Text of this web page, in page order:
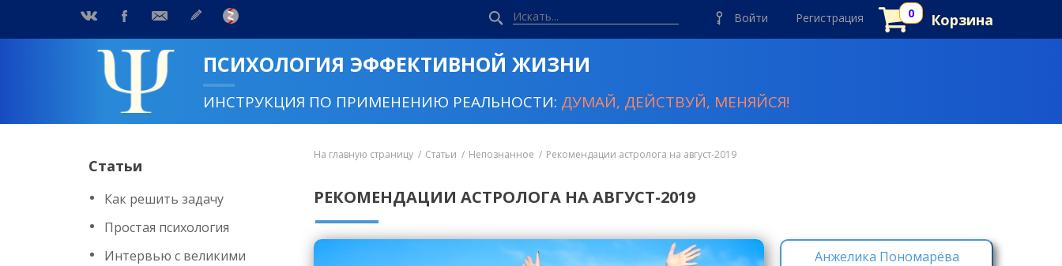
Войти Регистрация Корзина
ПСИХОЛОГИЯ ЭФФЕКТИВНОЙ ЖИЗНИ
ИНСТРУКЦИЯ ПО ПРИМЕНЕНИЮ РЕАЛЬНОСТИ: ДУМАЙ, ДЕЙСТВУЙ, МЕНЯЙСЯ!
Статьи
Как решить задачу
Простая психология
Интервью с великими
На главную страницу Статьи Непознанное Рекомендации астролога на август-2019
РЕКОМЕНДАЦИИ АСТРОЛОГА НА АВГУСТ-2019
Анжелика Пономарёва